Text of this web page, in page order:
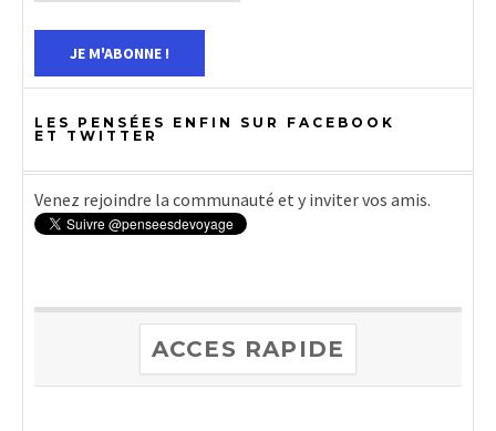
LES PENSÉES ENFIN SUR FACEBOOK
ET TWITTER
Venez rejoindre la communauté et y inviter vos amis.
ACCES RAPIDE